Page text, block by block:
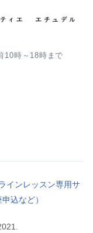
10時～18時まで
インレッスン専用サ
込など）